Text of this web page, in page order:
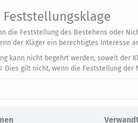
Feststellungsklage
die Feststellung des Bestehens oder
der Kläger ein berechtigtes Interesse
kann nicht begehrt werden, soweit der
2 Dies gilt nicht, wenn die Feststellung